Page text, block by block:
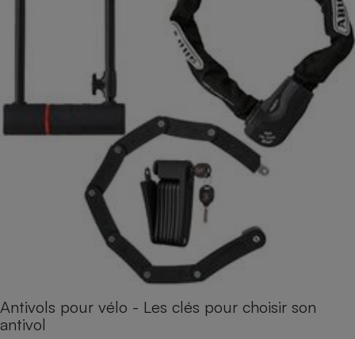
Antivols pour vélo - Les clés pour choisir son
antivol